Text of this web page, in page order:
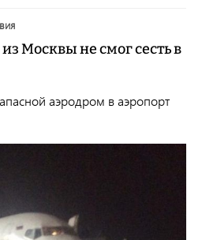
Москвы не смог сесть в
аэродром в аэропорт